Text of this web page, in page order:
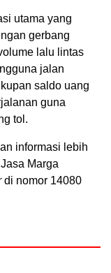
utama yang
gerbang
lalu lintas
jalan
saldo uang
guna
tol.
informasi lebih
Marga
di nomor 14080